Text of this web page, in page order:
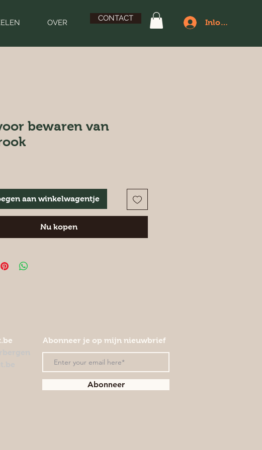
OVER CONTACT Inloggen
bewaren van
aan winkelwagentje
Nu kopen
Abonneer je op mijn nieuwbrief
Abonneer